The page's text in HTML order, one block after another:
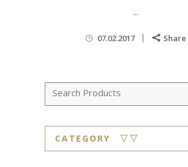
...
07.02.2017 Share
CATEGORY ▽▽